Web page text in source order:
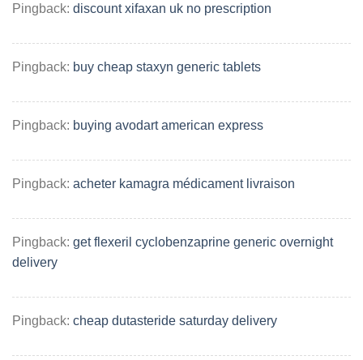
Pingback: discount xifaxan uk no prescription
Pingback: buy cheap staxyn generic tablets
Pingback: buying avodart american express
Pingback: acheter kamagra médicament livraison
Pingback: get flexeril cyclobenzaprine generic overnight
delivery
Pingback: cheap dutasteride saturday delivery